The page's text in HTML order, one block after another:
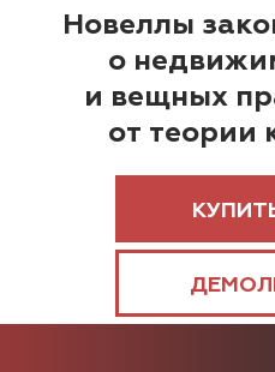
Новеллы
о
и вещных
от теории